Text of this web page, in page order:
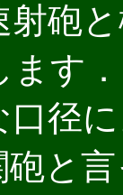
砲
す．
径
と